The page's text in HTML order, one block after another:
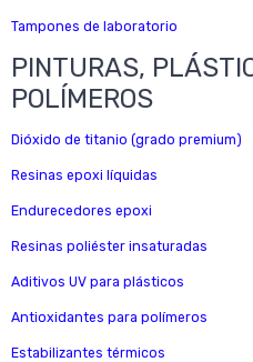
Tampones de laboratorio
PINTURAS,
POLÍMEROS
Dióxido de titanio (grado premium)
Resinas epoxi líquidas
Endurecedores epoxi
Resinas poliéster insaturadas
Aditivos UV para plásticos
Antioxidantes para polímeros
Estabilizantes térmicos